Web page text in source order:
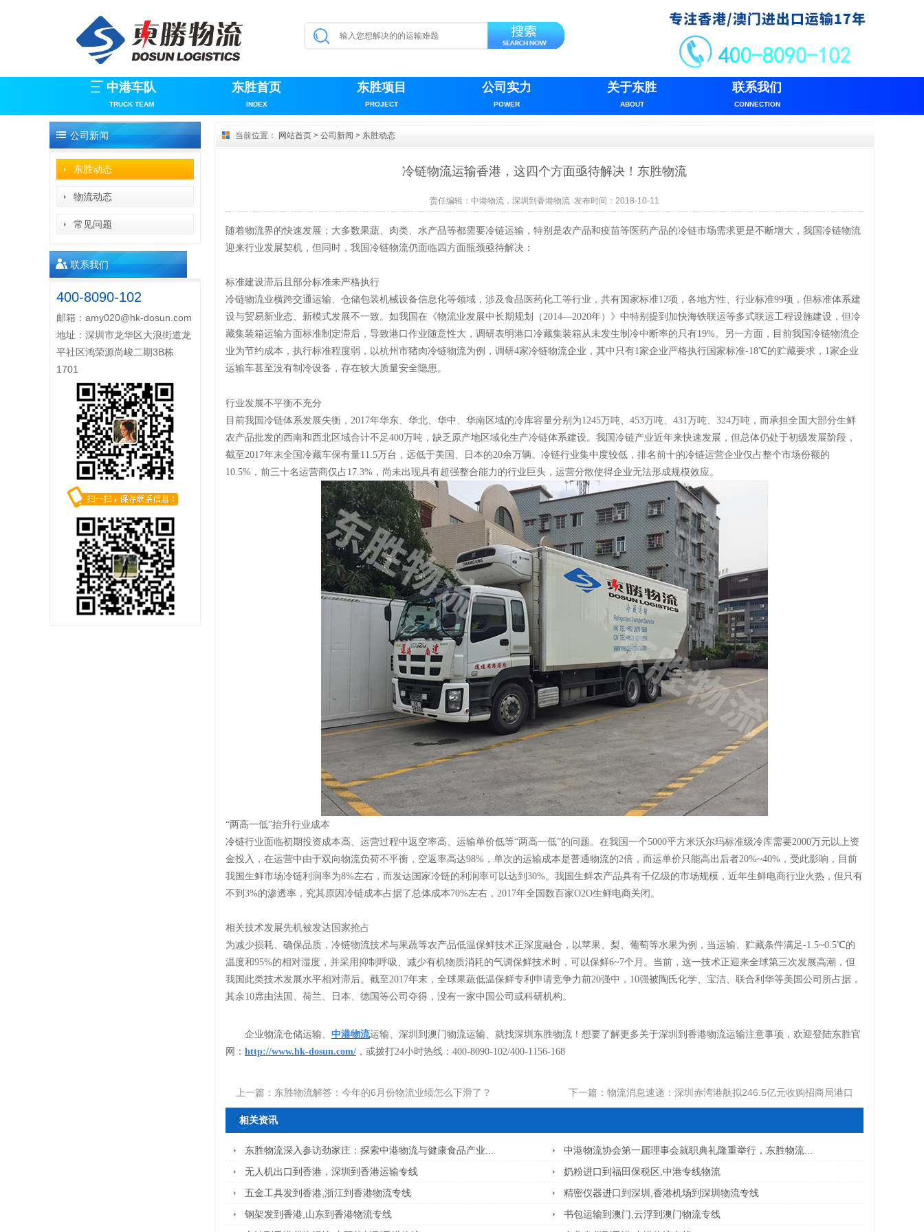
中港车队
TRUCK TEAM
东胜首页
INDEX
东胜项目
PROJECT
公司实力
POWER
关于东胜
ABOUT
联系我们
CONNECTION
公司新闻
东胜动态
物流动态
常见问题
联系我们
400-8090-102
邮箱： amy020@hk-dosun.com
地址：深圳市龙华区大浪街道龙
平社区鸿荣源尚峻二期3B栋
1701
当前位置： 网站首页 > 公司新闻 > 东胜动态
冷链物流运输香港，这四个方面亟待解决！东胜物流
责任编辑： 中港物流，深圳到香港物流 发布时间：2018-10-11
随着物流界的快速发展；大多数果蔬、肉类、水产品等都需要冷链运输，特别是农产品和疫苗等医药产品的冷链市场需求更是不断增大，我国冷链物流
迎来行业发展契机， 但同时，我国冷链物流仍面临四方面瓶颈亟待解决：
标准建设滞后且部分标准未严格执行
冷链物流业横跨交通运输、仓储包装机械设备信息化等领域，涉及食品医药化工等行业，共有国家标准12项，各地方性、行业标准99项，但标准体系建
设与贸易新业态、新模式发展不一致。如我国在《物流业发展中长期规划（2014—2020年）》中特别提到加快海铁联运等多式联运工程设施建设，但冷
藏集装箱运输方面标准制定滞后，导致港口作业随意性大，调研表明港口冷藏集装箱从未发生制冷中断率的只有19%。另一方面，目前我国冷链物流企
业为节约成本，执行标准程度弱，以杭州市猪肉冷链物流为例，调研4家冷链物流企业，其中只有1家企业严格执行国家标准-18℃的贮藏要求，1家企业
运输车甚至没有制冷设备，存在较大质量安全隐患。
行业发展不平衡不充分
目前我国冷链体系发展失衡， 2017年华东、华北、华中、华南区域的冷库容量分别为1245万吨、453万吨、431万吨、324万吨，而承担全国大部分生鲜
农产品批发的西南和西北区域合计不足400万吨，缺乏原产地区域化生产冷链体系建设。我国冷链产业近年来快速发展，但总体仍处于初级发展阶段，
截至2017年末全国冷藏车保有量11.5万台，远低于美国、日本的20余万辆。冷链行业集中度较低，排名前十的冷链运营企业仅占整个市场份额的
10.5%，前三十名运营商仅占17.3%，尚未出现具有超强整合能力的行业巨头，运营分散使得企业无法形成规模效应。
“两高一低”抬升行业成本
冷链行业面临初期投资成本高、运营过程中返空率高、运输单价低等“两高一低”的问题。在我国一个5000平方米沃尔玛标准级冷库需要2000万元以上资
金投入，在运营中由于双向物流负荷不平衡，空返率高达98%，单次的运输成本是普通物流的2倍，而运单价只能高出后者20%~40%，受此影响，目前
我国生鲜市场冷链利润率为8%左右，而发达国家冷链的利润率可以达到30%。我国生鲜农产品具有千亿级的市场规模，近年生鲜电商行业火热，但只有
不到3%的渗透率，究其原因冷链成本占据了总体成本70%左右，2017年全国数百家O2O生鲜电商关闭。
相关技术发展先机被发达国家抢占
为减少损耗、确保品质，冷链物流技术与果蔬等农产品低温保鲜技术正深度融合，以苹果、梨、葡萄等水果为例，当运输、贮藏条件满足-1.5~0.5℃的
温度和95%的相对湿度，并采用抑制呼吸、减少有机物质消耗的气调保鲜技术时，可以保鲜6~7个月。当前，这一技术正迎来全球第三次发展高潮，但
我国此类技术发展水平相对滞后。截至2017年末，全球果蔬低温保鲜专利申请竞争力前20强中，10强被陶氏化学、宝洁、联合利华等美国公司所占据，
其余10席由法国、荷兰、日本、德国等公司夺得，没有一家中国公司或科研机构。
企业物流仓储运输、 中港物流运输、深圳到澳门物流运输、就找深圳东胜物流！想要了解更多关于深圳到香港物流运输注意事项，欢迎登陆东胜官
网： http://www.hk-dosun.com/ ，或拨打24小时热线：400-8090-102/400-1156-168
上一篇： 东胜物流解答：今年的6月份物流业绩怎么下滑了？ 下一篇： 物流消息速递：深圳赤湾港航拟246.5亿元收购招商局港口
38.27%股权
相关资讯
东胜物流深入参访劲家庄：探索中港物流与健康食品产业...
中港物流协会第一届理事会就职典礼隆重举行，东胜物流...
无人机出口到香港，深圳到香港运输专线
奶粉进口到福田保税区,中港专线物流
五金工具发到香港,浙江到香港物流专线
精密仪器进口到深圳,香港机场到深圳物流专线
钢架发到香港,山东到香港物流专线
书包运输到澳门,云浮到澳门物流专线